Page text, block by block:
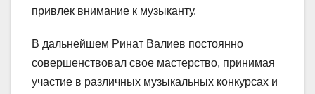
привлек внимание к музыканту.
В дальнейшем Ринат Валиев постоянно
совершенствовал свое мастерство, принимая
участие в различных музыкальных конкурсах и